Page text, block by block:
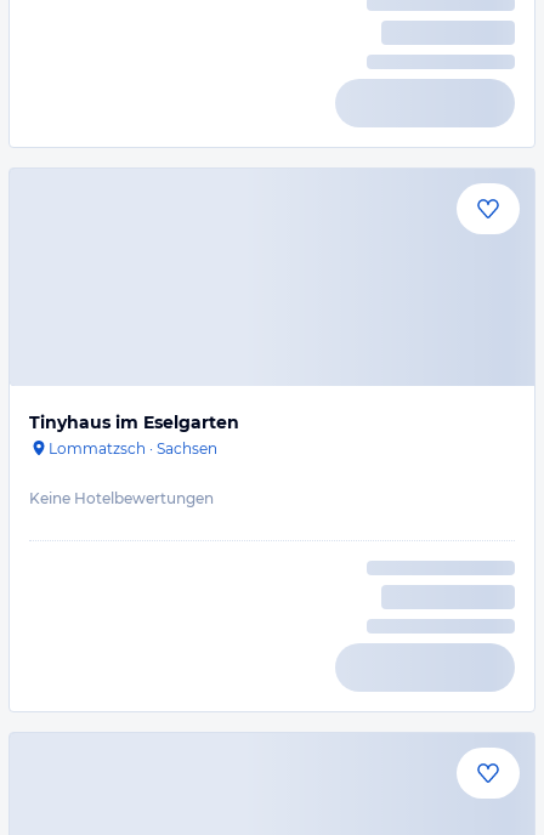
Tinyhaus im Eselgarten
Lommatzsch · Sachsen
Keine Hotelbewertungen